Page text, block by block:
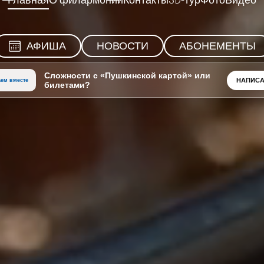
АФИША НОВОСТИ АБОНЕМЕНТЫ
вместе
Сложности с «Пушкинской картой» или
билетами?